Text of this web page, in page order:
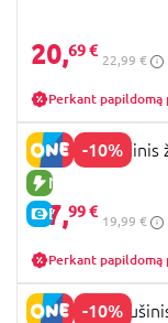
20,69 €
22,99 €
Perkant
-10%
NAUJA PREKĖ
E-KAINA
FLIPETZ
17,99 €
19,99 €
Perkant
-10%
FUGGLER